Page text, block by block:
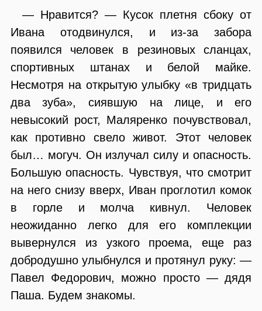
— Нравится? — Кусок плетня сбоку от
Ивана отодвинулся, и из-за забора
появился человек в резиновых сланцах,
спортивных штанах и белой майке.
Несмотря на открытую улыбку «в тридцать
два зуба», сиявшую на лице, и его
невысокий рост, Маляренко почувствовал,
как противно свело живот. Этот человек
был… могуч. Он излучал силу и опасность.
Большую опасность. Чувствуя, что смотрит
на него снизу вверх, Иван проглотил комок
в горле и молча кивнул. Человек
неожиданно легко для его комплекции
вывернулся из узкого проема, еще раз
добродушно улыбнулся и протянул руку: —
Павел Федорович, можно просто — дядя
Паша. Будем знакомы.